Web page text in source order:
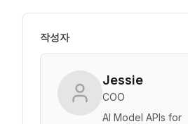
작성자
Jessie
COO
AI Model APIs for